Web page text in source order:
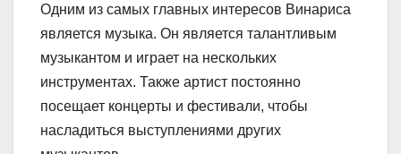
Одним из самых главных интересов Винариса
является музыка. Он является талантливым
музыкантом и играет на нескольких
инструментах. Также артист постоянно
посещает концерты и фестивали, чтобы
насладиться выступлениями других